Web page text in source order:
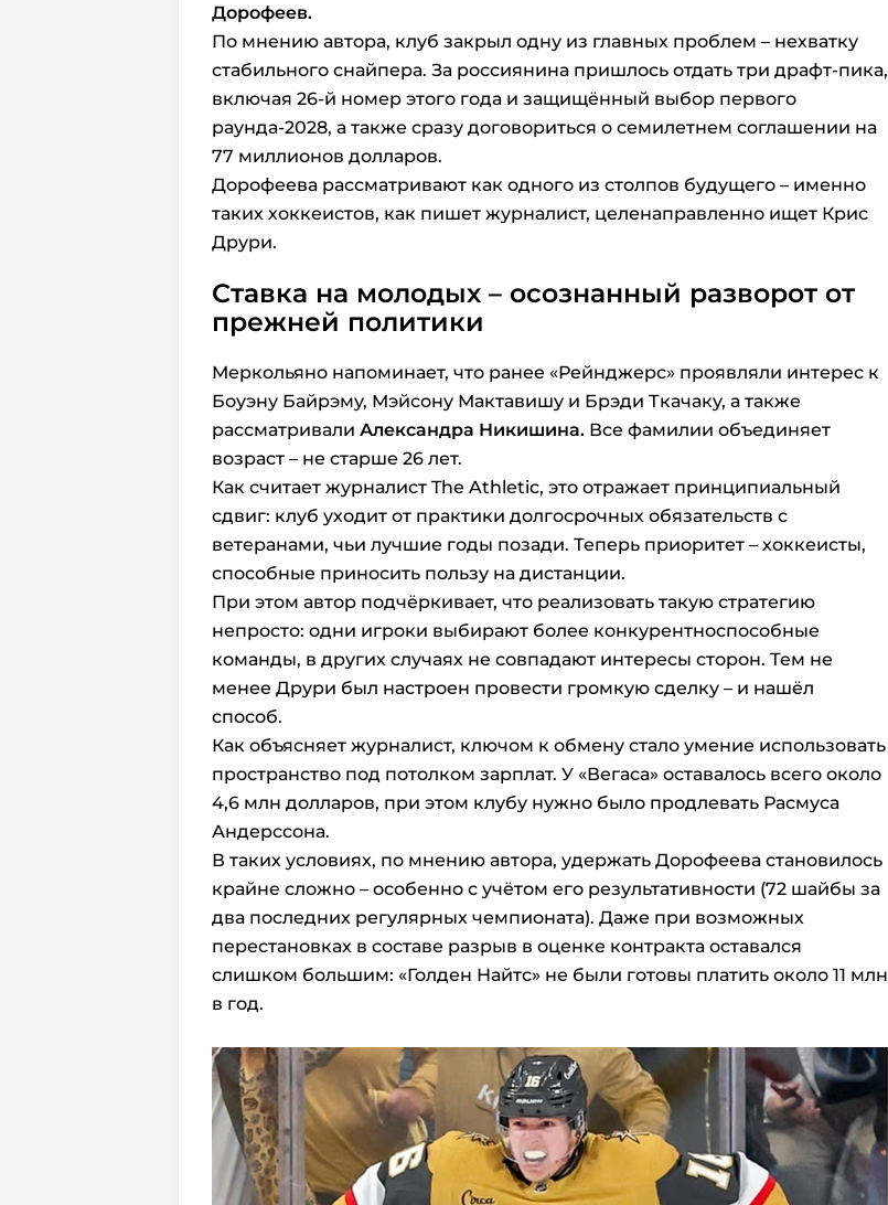
Дорофеев.
По мнению автора, клуб закрыл одну из главных проблем – нехватку
стабильного снайпера. За россиянина пришлось отдать три драфт-пика,
включая 26-й номер этого года и защищённый выбор первого
раунда-2028, а также сразу договориться о семилетнем соглашении на
77 миллионов долларов.
Дорофеева рассматривают как одного из столпов будущего – именно
таких хоккеистов, как пишет журналист, целенаправленно ищет Крис
Друри.
Ставка на молодых – осознанный разворот от
прежней политики
Меркольяно напоминает, что ранее «Рейнджерс» проявляли интерес к
Боуэну Байрэму, Мэйсону Мактавишу и Брэди Ткачаку, а также
рассматривали Александра Никишина. Все фамилии объединяет
возраст – не старше 26 лет.
Как считает журналист The Athletic, это отражает принципиальный
сдвиг: клуб уходит от практики долгосрочных обязательств с
ветеранами, чьи лучшие годы позади. Теперь приоритет – хоккеисты,
способные приносить пользу на дистанции.
При этом автор подчёркивает, что реализовать такую стратегию
непросто: одни игроки выбирают более конкурентноспособные
команды, в других случаях не совпадают интересы сторон. Тем не
менее Друри был настроен провести громкую сделку – и нашёл
способ.
Как объясняет журналист, ключом к обмену стало умение использовать
пространство под потолком зарплат. У «Вегаса» оставалось всего около
4,6 млн долларов, при этом клубу нужно было продлевать Расмуса
Андерссона.
В таких условиях, по мнению автора, удержать Дорофеева становилось
крайне сложно – особенно с учётом его результативности (72 шайбы за
два последних регулярных чемпионата). Даже при возможных
перестановках в составе разрыв в оценке контракта оставался
слишком большим: «Голден Найтс» не были готовы платить около 11 млн
в год.